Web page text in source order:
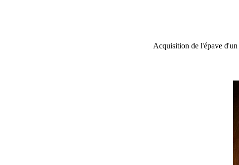
Acquisition de l'épave d'un